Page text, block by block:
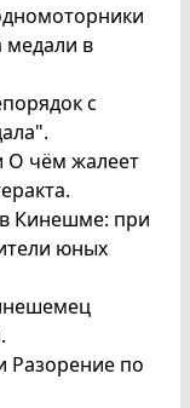
медали в
с
О чём жалеет
Кинешме: при
юных
Разорение по